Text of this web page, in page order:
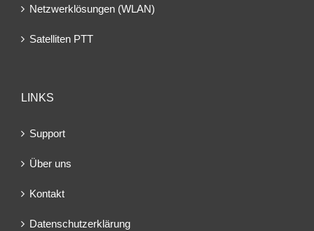
Netzwerklösungen (WLAN)
Satelliten PTT
LINKS
Support
Über uns
Kontakt
Datenschutzerklärung